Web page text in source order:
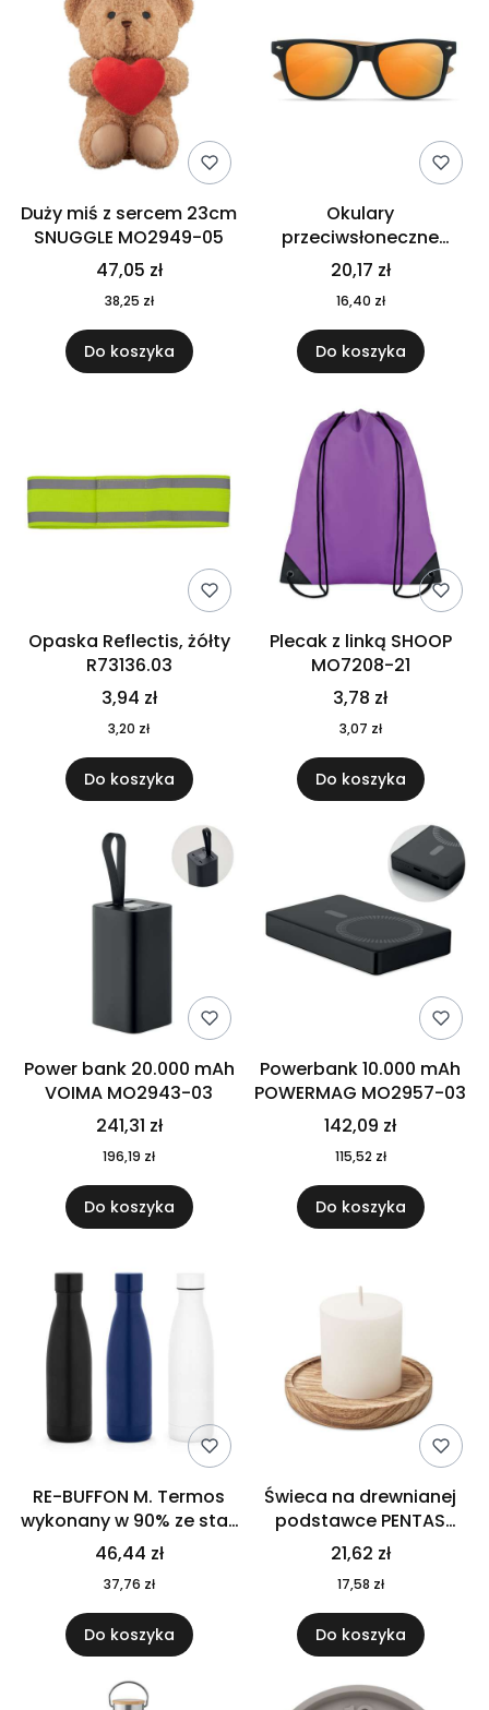
Duży miś z sercem 23cm
SNUGGLE MO2949-05
47,05 zł
38,25 zł
Do koszyka
Okulary
przeciwsłoneczne
CALIFORNIA TOUCH
MO9617-10
20,17 zł
16,40 zł
Do koszyka
Opaska Reflectis, żółty
R73136.03
3,94 zł
3,20 zł
Do koszyka
Plecak z linką SHOOP
MO7208-21
3,78 zł
3,07 zł
Do koszyka
Power bank 20.000 mAh
VOIMA MO2943-03
241,31 zł
196,19 zł
Do koszyka
Powerbank 10.000 mAh
POWERMAG MO2957-03
142,09 zł
115,52 zł
Do koszyka
RE-BUFFON M. Termos
wykonany w 90% ze stali
nierdzewnej
pochodzącej z
recyklingu 520 ml 94294
46,44 zł
37,76 zł
Do koszyka
Świeca na drewnianej
podstawce PENTAS
MO6282-40
21,62 zł
17,58 zł
Do koszyka